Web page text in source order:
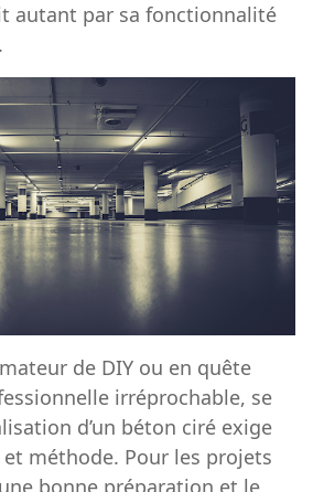
autant par sa fonctionnalité
de DIY ou en quête
irréprochable, se
d’un béton ciré exige
méthode. Pour les projets
bonne préparation et le